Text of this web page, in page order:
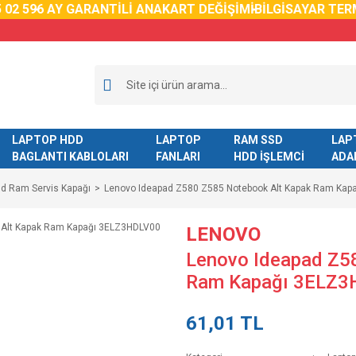
596 AY GARANTİLİ ANAKART DEĞİŞİMİBİLGİSAYAR
LAPTOP HDD
BAGLANTI KABLOLARI
LAPTOP
FANLARI
RAM SSD
HDD İŞLEMCİ
Ram Servis Kapağı Lenovo Ideapad Z580 Z585 Notebook Alt Kapak Ram
LENOVO
Lenovo Ideapad
Ram Kapağı
61,01 TL